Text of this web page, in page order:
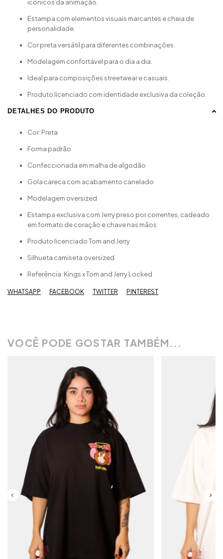
icônicos da animação.
Estampa com elementos visuais marcantes e cheia de
personalidade.
Cor preta versátil para diferentes combinações.
Modelagem confortável para o dia a dia.
Ideal para composições streetwear e casuais.
Produto licenciado com identidade exclusiva da coleção.
DETALHES DO PRODUTO
Cor: Preta
Forma padrão
Confeccionada em malha de algodão
Gola careca com acabamento canelado
Modelagem oversized
Estampa exclusiva com Jerry preso por correntes, cadeado
em formato de coração e chave nas mãos
Produto licenciado Tom and Jerry
Silhueta camiseta oversized
Referência: Kings x Tom and Jerry Locked
WHATSAPP FACEBOOK TWITTER PINTEREST
VOCÊ PODE GOSTAR TAMBÉM...